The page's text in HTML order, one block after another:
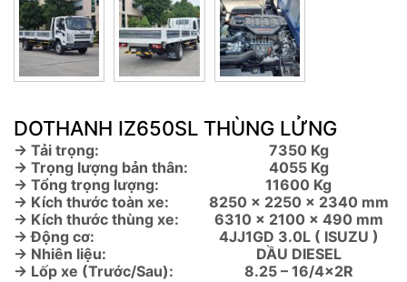
DOTHANH IZ650SL THÙNG LỬNG
→ Tải trọng:
7350 Kg
→ Trọng lượng bản thân:
4055 Kg
→ Tổng trọng lượng:
11600 Kg
→ Kích thước toàn xe:
8250 x 2250 x 2340 mm
→ Kích thước thùng xe:
6310 x 2100 x 490 mm
→ Động cơ:
4JJ1GD 3.0L ( ISUZU )
→ Nhiên liệu:
DẦU DIESEL
→ Lốp xe (Trước/Sau):
8.25 – 16/4x2R